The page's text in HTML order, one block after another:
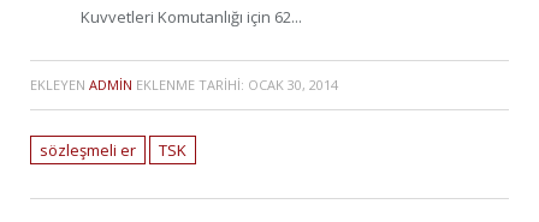
Kuvvetleri Komutanlığı için 62...
EKLEYEN ADMIN EKLENME TARIHI: OCAK 30, 2014
sözleşmeli er TSK